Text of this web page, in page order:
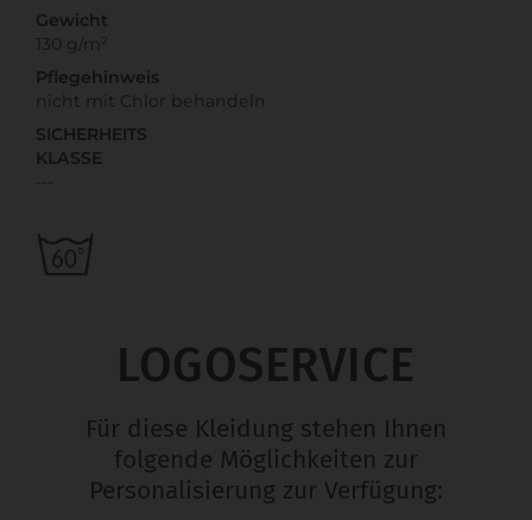
Gewicht
130 g/m²
Pflegehinweis
nicht mit Chlor behandeln
SICHERHEITS
KLASSE
LOGOSERVICE
Für diese Kleidung stehen Ihnen
folgende Möglichkeiten zur
Personalisierung zur Verfügung: